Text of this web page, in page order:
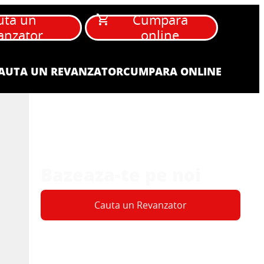
un
Cumpara
online
UN REVANZATORCUMPARA ONLINE
Cauta un Revanzator